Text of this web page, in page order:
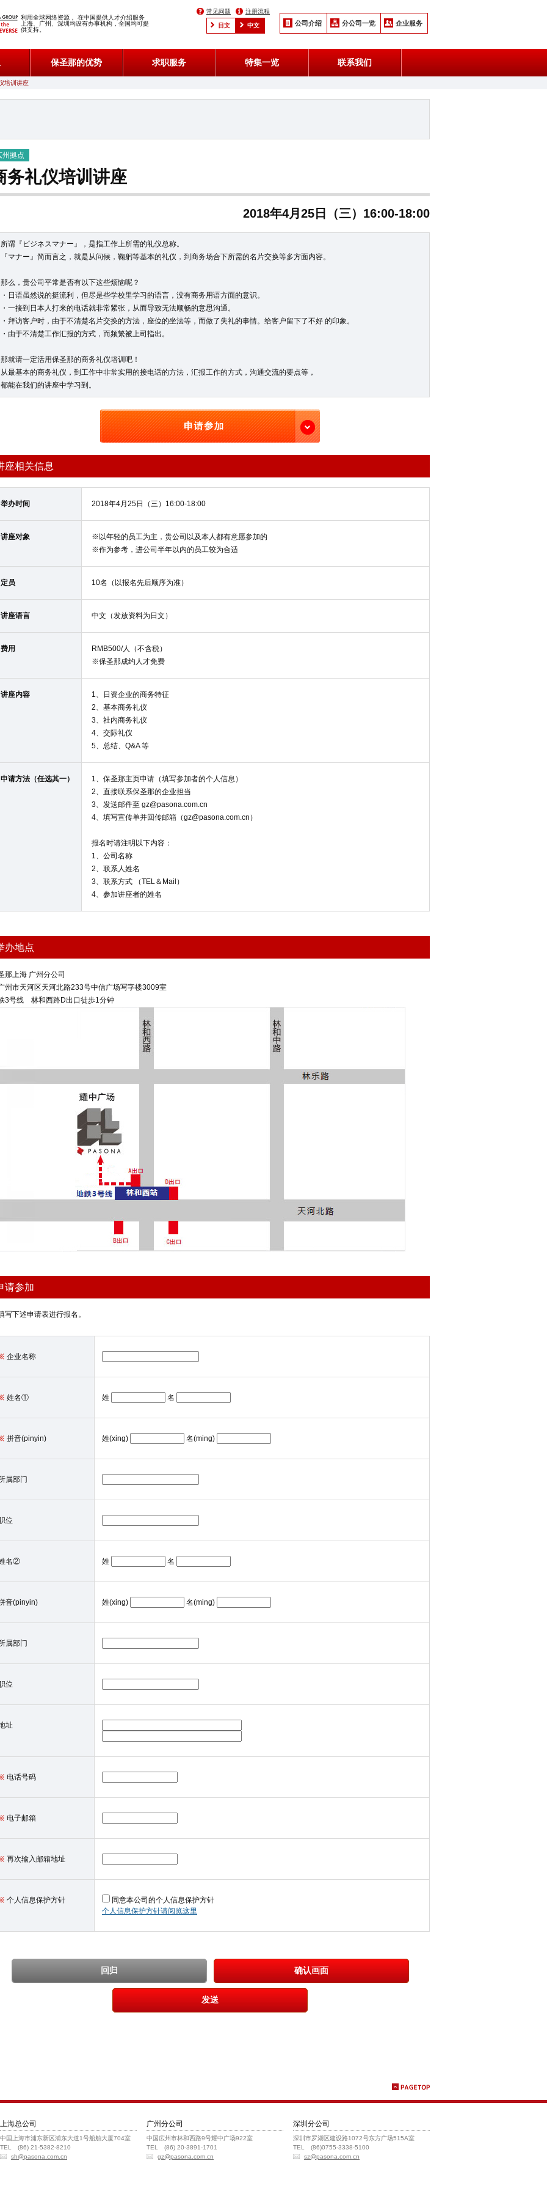
利用全球网络资源， 在中国提供人才介绍服务
上海、广州、深圳均设有办事机构，全国均可提
供支持。
常见问题 注册流程
日文 中文 公司介绍 分公司一览 企业服务
保圣那的优势 求职服务 特集一览 联系我们
培训讲座
州拠点
务礼仪培训讲座
2018年4月25日（三）16:00-18:00
所谓『ビジネスマナー』，是指工作上所需的礼仪总称。
『マナー』简而言之，就是从问候，鞠躬等基本的礼仪，到商务场合下所需的名片交换等多方面内容。
那么，贵公司平常是否有以下这些烦恼呢？
・日语虽然说的挺流利，但尽是些学校里学习的语言，没有商务用语方面的意识。
・一接到日本人打来的电话就非常紧张，从而导致无法顺畅的意思沟通。
・拜访客户时，由于不清楚名片交换的方法，座位的坐法等，而做了失礼的事情。给客户留下了不好 的印象。
・由于不清楚工作汇报的方式，而频繁被上司指出。
那就请一定活用保圣那的商务礼仪培训吧！
从最基本的商务礼仪，到工作中非常实用的接电话的方法，汇报工作的方式，沟通交流的要点等，
都能在我们的讲座中学习到。
座相关信息
举办时间 2018年4月25日（三）16:00-18:00
讲座对象
※以年轻的员工为主，贵公司以及本人都有意愿参加的
※作为参考，进公司半年以内的员工较为合适
定员 10名（以报名先后顺序为准）
讲座语言 中文（发放资料为日文）
费用
RMB500/人（不含税）
※保圣那成约人才免费
讲座内容
1、日资企业的商务特征
2、基本商务礼仪
3、社内商务礼仪
4、交际礼仪
5、总结、Q&A 等
申请方法（任选其一）
1、保圣那主页申请（填写参加者的个人信息）
2、直接联系保圣那的企业担当
3、发送邮件至 gz@pasona.com.cn
4、填写宣传单并回传邮箱（gz@pasona.com.cn）
报名时请注明以下内容：
1、公司名称
2、联系人姓名
3、联系方式 （TEL＆Mail）
4、参加讲座者的姓名
办地点
那上海 广州分公司
州市天河区天河北路233号中信广场写字楼3009室
3号线 林和西路D出口徒歩1分钟
请参加
写下述申请表进行报名。
企业名称
姓名① 姓 名
拼音(pinyin) 姓(xing) 名(ming)
属部门
位
名② 姓 名
音(pinyin) 姓(xing) 名(ming)
属部门
位
址
电话号码
电子邮箱
再次输入邮箱地址
个人信息保护方针
同意本公司的个人信息保护方针
个人信息保护方针请阅览这里
上海总公司
中国上海市浦东新区浦东大道1号船舶大厦704室
TEL (86) 21-5382-8210
sh@pasona.com.cn
广州分公司
中国広州市林和西路9号耀中广场922室
TEL (86) 20-3891-1701
gz@pasona.com.cn
深圳分公司
深圳市罗湖区建设路1072号东方广场515A室
TEL (86)0755-3338-5100
sz@pasona.com.cn